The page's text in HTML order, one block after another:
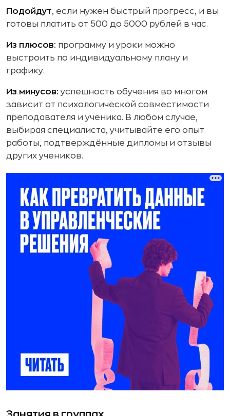
Подойдут, если нужен быстрый прогресс, и вы
готовы платить от 500 до 5000 рублей в час.
Из плюсов: программу и уроки можно
выстроить по индивидуальному плану и
графику.
Из минусов: успешность обучения во многом
зависит от психологической совместимости
преподавателя и ученика. В любом случае,
выбирая специалиста, учитывайте его опыт
работы, подтверждённые дипломы и отзывы
других учеников.